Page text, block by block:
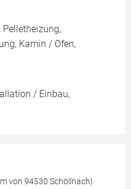
Pelletheizung,
Kamin / Ofen,
/ Einbau,
von 94530 Schöllnach)